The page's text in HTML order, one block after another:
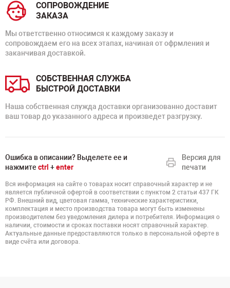
СОПРОВОЖДЕНИЕ
ЗАКАЗА
Мы ответственно относимся к каждому заказу и
сопровождаем его на всех этапах, начиная от офрмления и
заканчивая доставкой.
СОБСТВЕННАЯ СЛУЖБА
БЫСТРОЙ ДОСТАВКИ
Наша собственная служда доставки организованно доставит
ваш товар до указанного адреса и произведет разгрузку.
Ошибка в описании? Выделете ее и
нажмите ctrl +enter
Версия для
печати
Вся информация на сайте о товарах носит справочный характер и не
является публичной офертой в соответствии с пунктом 2 статьи 437 ГК
РФ. Внешний вид, цветовая гамма, технические характеристики,
комплектация и место производства товара могут быть изменены
производителем без уведомления дилера и потребителя. Информация о
наличии, стоимости и сроках поставки носят справочный характер.
Актуальные данные предоставляются только в персональной оферте в
виде счёта или договора.